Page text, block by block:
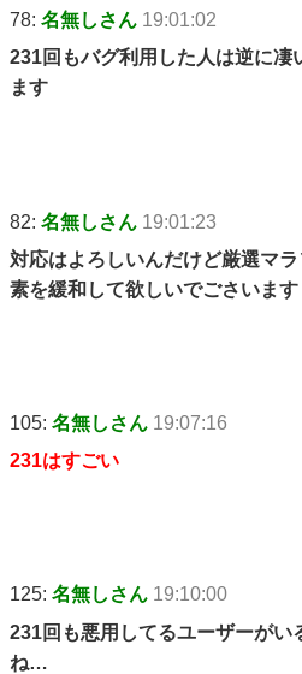
78: 名無しさん 19:01:02
231回もバグ利用した人は逆に凄
ます
82: 名無しさん 19:01:23
対応はよろしいんだけど厳選マ
素を緩和して欲しいでごさいます
105: 名無しさん 19:07:16
231はすごい
125: 名無しさん 19:10:00
231回も悪用してるユーザーがい
ね…